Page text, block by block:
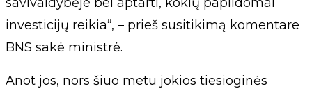
investicijų reikia“, – prieš susitikimą komentare
BNS sakė ministrė.
Anot jos, nors šiuo metu jokios tiesioginės